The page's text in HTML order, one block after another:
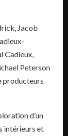
Jacob
Cadieux,
Peterson
producteurs
d’un
intérieurs et